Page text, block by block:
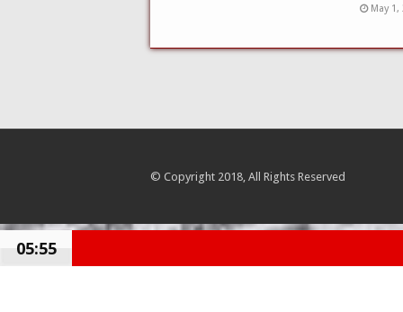
May 1,
© Copyright 2018, All Rights Reserved
05:55